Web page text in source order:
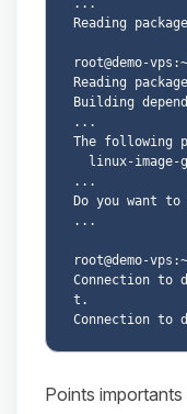
...
Reading
root@demo-
Reading
Building
...
The following
...
Do you want
...
root@demo-
Connection to
t.
Points importants